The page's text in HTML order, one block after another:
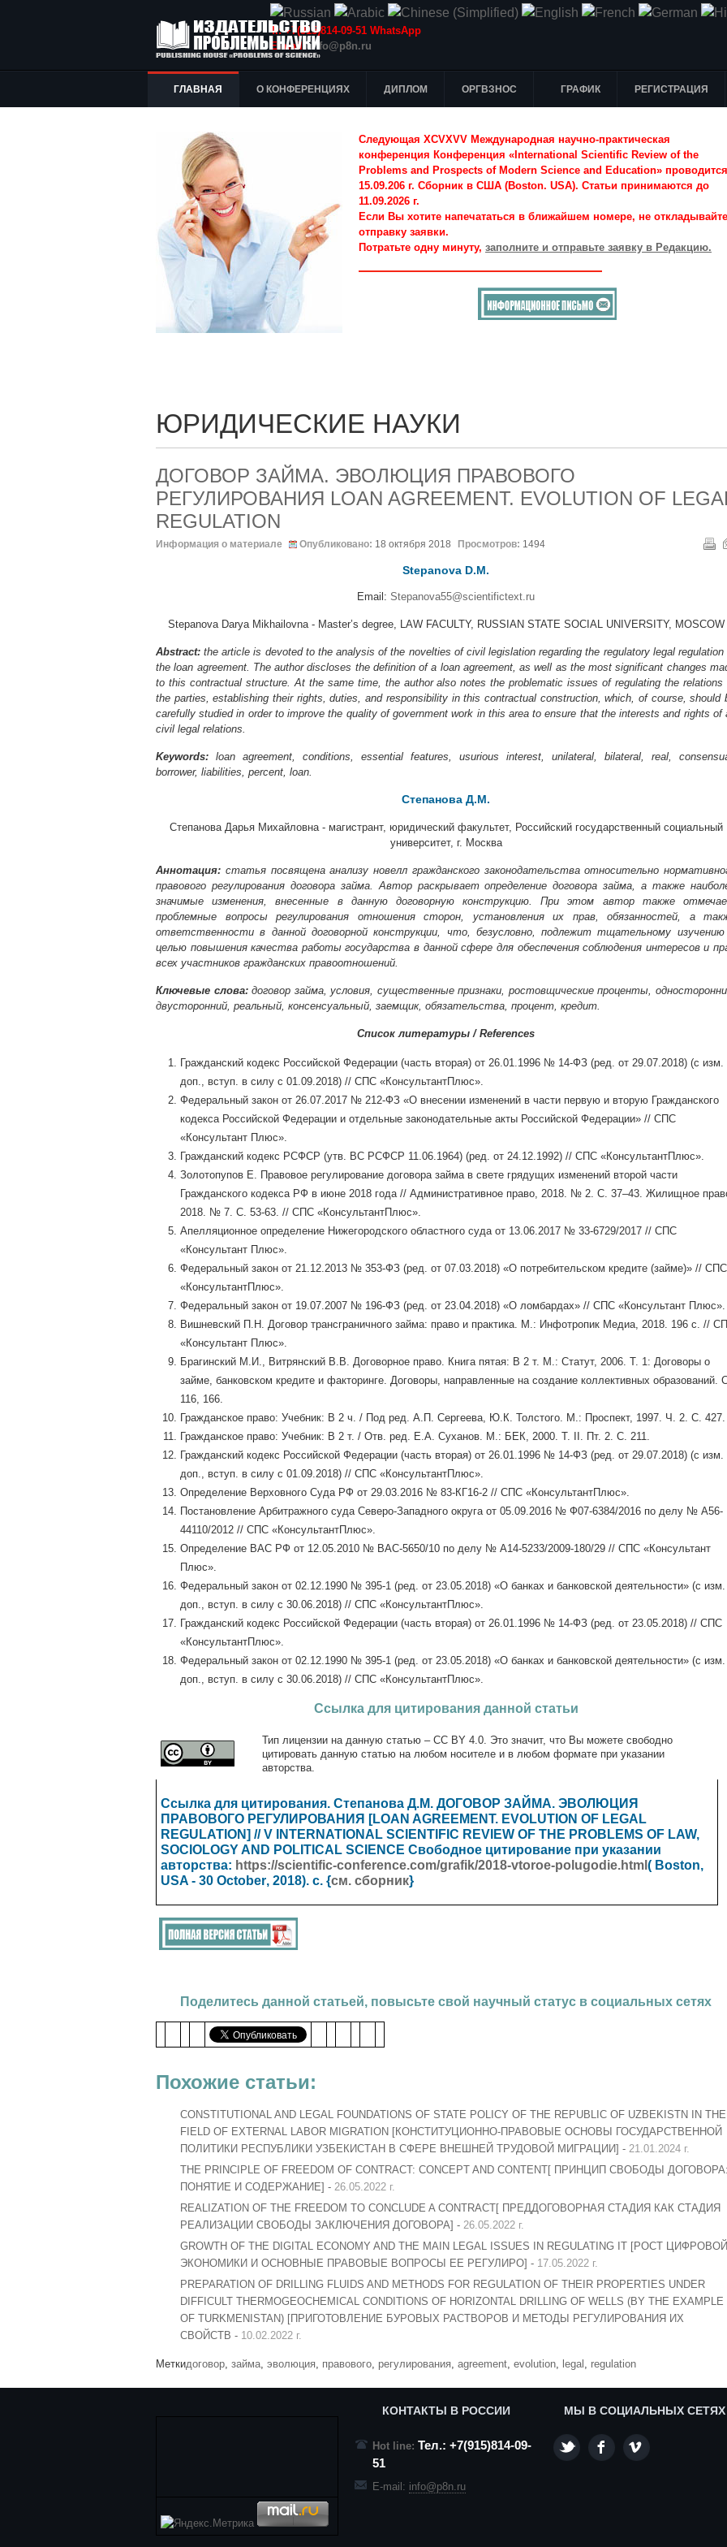
Т.: +7(915)814-09-51 WhatsApp
E-mail:info@p8n.ru
ГЛАВНАЯ О КОНФЕРЕНЦИЯХ ДИПЛОМ ОРГВЗНОС ГРАФИК РЕГИСТРАЦИЯ
Следующая XCVXVV Международная научно-практическая
конференция Конференция «International Scientific Review of the
Problems and Prospects of Modern Science and Education» проводится
15.09.206 г. Сборник в США (Boston. USA). Статьи принимаются до
11.09.2026 г.
Если Вы хотите напечататься в ближайшем номере, не откладывайте
отправку заявки.
Потратьте одну минуту, заполните и отправьте заявку в Редакцию.
ЮРИДИЧЕСКИЕ НАУКИ
ДОГОВОР ЗАЙМА. ЭВОЛЮЦИЯ ПРАВОВОГО
РЕГУЛИРОВАНИЯ LOAN AGREEMENT. EVOLUTION OF
REGULATION
Информация о материале Опубликовано: 18 октября 2018 Просмотров: 1494
Stepanova D.М.
Email: Stepanova55@scientifictext.ru
Stepanova Darya Mikhailovna - Master’s degree, LAW FACULTY, RUSSIAN STATE SOCIAL UNIVERSITY, MOSCOW
Abstract: the article is devoted to the analysis of the novelties of civil legislation regarding the regulatory legal regulation
the loan agreement. The author discloses the definition of a loan agreement, as well as the most significant changes
to this contractual structure. At the same time, the author also notes the problematic issues of regulating the relations
the parties, establishing their rights, duties, and responsibility in this contractual construction, which, of course, should
carefully studied in order to improve the quality of government work in this area to ensure that the interests and rights of
civil legal relations.
Keywords: loan agreement, conditions, essential features, usurious interest, unilateral, bilateral, real,
borrower, liabilities, percent, loan.
Степанова Д.М.
Степанова Дарья Михайловна - магистрант, юридический факультет, Российский государственный социальный
университет, г. Москва
Аннотация: cтатья посвящена анализу новелл гражданского законодательства относительно
правового регулирования договора займа. Автор раскрывает определение договора займа, а также
значимые изменения, внесенные в данную договорную конструкцию. При этом автор также
проблемные вопросы регулирования отношения сторон, установления их прав, обязанностей, а
ответственности в данной договорной конструкции, что, безусловно, подлежит тщательному
целью повышения качества работы государства в данной сфере для обеспечения соблюдения интересов и
всех участников гражданских правоотношений.
Ключевые слова:договор займа, условия, существенные признаки, ростовщические проценты,
двусторонний, реальный, консенсуальный, заемщик, обязательства, процент, кредит.
Список литературы / References
Гражданский кодекс Российской Федерации (часть вторая) от 26.01.1996 № 14-ФЗ (ред. от 29.07.2018) (с изм.
доп., вступ. в силу с 01.09.2018) // СПС «КонсультантПлюс».
Федеральный закон от 26.07.2017 № 212-ФЗ «О внесении изменений в части первую и вторую Гражданского
кодекса Российской Федерации и отдельные законодательные акты Российской Федерации» // СПС
«Консультант Плюс».
Гражданский кодекс РСФСР (утв. ВС РСФСР 11.06.1964) (ред. от 24.12.1992) // СПС «КонсультантПлюс».
Золотопупов Е. Правовое регулирование договора займа в свете грядущих изменений второй части
Гражданского кодекса РФ в июне 2018 года // Административное право, 2018. № 2. С. 37–43. Жилищное
2018. № 7. С. 53-63. // СПС «КонсультантПлюс».
Апелляционное определение Нижегородского областного суда от 13.06.2017 № 33-6729/2017 // СПС
«Консультант Плюс».
Федеральный закон от 21.12.2013 № 353-ФЗ (ред. от 07.03.2018) «О потребительском кредите (займе)» // СПС
«КонсультантПлюс».
Федеральный закон от 19.07.2007 № 196-ФЗ (ред. от 23.04.2018) «О ломбардах» // СПС «Консультант Плюс».
Вишневский П.Н. Договор трансграничного займа: право и практика. М.: Инфотропик Медиа, 2018. 196 с. //
«Консультант Плюс».
Брагинский М.И., Витрянский В.В. Договорное право. Книга пятая: В 2 т. М.: Статут, 2006. Т. 1: Договоры о
займе, банковском кредите и факторинге. Договоры, направленные на создание коллективных образований.
116, 166.
Гражданское право: Учебник: В 2 ч. / Под ред. А.П. Сергеева, Ю.К. Толстого. М.: Проспект, 1997. Ч. 2. С. 427.
Гражданское право: Учебник: В 2 т. / Отв. ред. Е.А. Суханов. М.: БЕК, 2000. Т. II. Пт. 2. С. 211.
Гражданский кодекс Российской Федерации (часть вторая) от 26.01.1996 № 14-ФЗ (ред. от 29.07.2018) (с изм.
доп., вступ. в силу с 01.09.2018) // СПС «КонсультантПлюс».
Определение Верховного Суда РФ от 29.03.2016 № 83-КГ16-2 // СПС «КонсультантПлюс».
Постановление Арбитражного суда Северо-Западного округа от 05.09.2016 № Ф07-6384/2016 по делу № А56-
44110/2012 // СПС «КонсультантПлюс».
Определение ВАС РФ от 12.05.2010 № ВАС-5650/10 по делу № А14-5233/2009-180/29 // СПС «Консультант
Плюс».
Федеральный закон от 02.12.1990 № 395-1 (ред. от 23.05.2018) «О банках и банковской деятельности» (с
доп., вступ. в силу с 30.06.2018) // СПС «КонсультантПлюс».
Гражданский кодекс Российской Федерации (часть вторая) от 26.01.1996 № 14-ФЗ (ред. от 23.05.2018) // СПС
«КонсультантПлюс».
Федеральный закон от 02.12.1990 № 395-1 (ред. от 23.05.2018) «О банках и банковской деятельности» (с
доп., вступ. в силу с 30.06.2018) // СПС «КонсультантПлюс».
Ссылка для цитирования данной статьи
Тип лицензии на данную статью – CC BY 4.0. Это значит, что Вы можете свободно
цитировать данную статью на любом носителе и в любом формате при указании
авторства.
Ссылка для цитирования. Степанова Д.М. ДОГОВОР ЗАЙМА. ЭВОЛЮЦИЯ
ПРАВОВОГО РЕГУЛИРОВАНИЯ [LOAN AGREEMENT. EVOLUTION OF LEGAL
REGULATION] // V INTERNATIONAL SCIENTIFIC REVIEW OF THE PROBLEMS OF LAW,
SOCIOLOGY AND POLITICAL SCIENCE Свободное цитирование при указании
авторства: https://scientific-conference.com/grafik/2018-vtoroe-polugodie.html ( Boston,
USA - 30 October, 2018). с. {см. сборник}
Поделитесь данной статьей, повысьте свой научный статус в социальных сетях
Похожие статьи:
CONSTITUTIONAL AND LEGAL FOUNDATIONS OF STATE POLICY OF THE REPUBLIC OF UZBEKISTN IN THE
FIELD OF EXTERNAL LABOR MIGRATION [КОНСТИТУЦИОННО-ПРАВОВЫЕ ОСНОВЫ ГОСУДАРСТВЕННОЙ
ПОЛИТИКИ РЕСПУБЛИКИ УЗБЕКИСТАН В СФЕРЕ ВНЕШНЕЙ ТРУДОВОЙ МИГРАЦИИ] - 21.01.2024 г.
THE PRINCIPLE OF FREEDOM OF CONTRACT: CONCEPT AND CONTENT[ ПРИНЦИП СВОБОДЫ
ПОНЯТИЕ И СОДЕРЖАНИЕ] - 26.05.2022 г.
REALIZATION OF THE FREEDOM TO CONCLUDE A CONTRACT[ ПРЕДДОГОВОРНАЯ СТАДИЯ КАК СТАДИЯ
РЕАЛИЗАЦИИ СВОБОДЫ ЗАКЛЮЧЕНИЯ ДОГОВОРА] - 26.05.2022 г.
GROWTH OF THE DIGITAL ECONOMY AND THE MAIN LEGAL ISSUES IN REGULATING IT [РОСТ ЦИФРОВОЙ
ЭКОНОМИКИ И ОСНОВНЫЕ ПРАВОВЫЕ ВОПРОСЫ ЕЕ РЕГУЛИРО] - 17.05.2022 г.
PREPARATION OF DRILLING FLUIDS AND METHODS FOR REGULATION OF THEIR PROPERTIES UNDER
DIFFICULT THERMOGEOCHEMICAL CONDITIONS OF HORIZONTAL DRILLING OF WELLS (BY THE EXAMPLE
OF TURKMENISTAN) [ПРИГОТОВЛЕНИЕ БУРОВЫХ РАСТВОРОВ И МЕТОДЫ РЕГУЛИРОВАНИЯ ИХ
СВОЙСТВ - 10.02.2022 г.
Меткидоговор, займа, эволюция, правового, регулирования, agreement, evolution, legal , regulation
КОНТАКТЫ В РОССИИ
Hot line: Тел.: +7(915)814-09-
51
E-mail: info@p8n.ru
МЫ В СОЦИАЛЬНЫХ СЕТЯХ